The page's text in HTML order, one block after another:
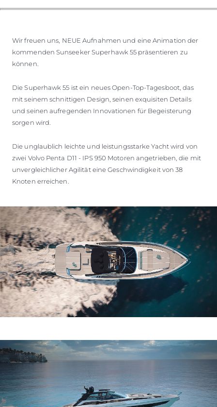
Wir freuen uns, NEUE Aufnahmen und eine Animation der
kommenden Sunseeker Superhawk 55 präsentieren zu
können.
Die Superhawk 55 ist ein neues Open-Top-Tagesboot, das
mit seinem schnittigen Design, seinen exquisiten Details
und seinen aufregenden Innovationen für Begeisterung
sorgen wird.
Die unglaublich leichte und leistungsstarke Yacht wird von
zwei Volvo Penta D11 - IPS 950 Motoren angetrieben, die mit
unvergleichlicher Agilität eine Geschwindigkeit von 38
Knoten erreichen.